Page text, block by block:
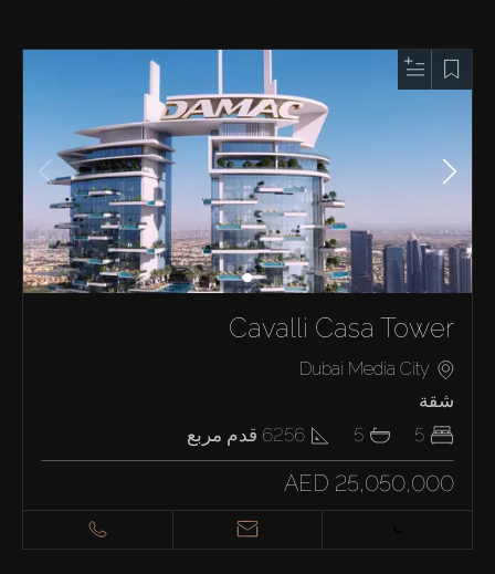
Cavalli Casa Tower
Dubai Media City
شقة
5
5
6256 قدم مربع
AED 25,050,000